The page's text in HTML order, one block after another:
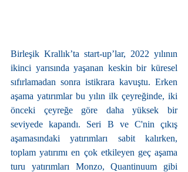
Birleşik Krallık’ta start-up’lar, 2022 yılının
ikinci yarısında yaşanan keskin bir küresel
sıfırlamadan sonra istikrara kavuştu. Erken
aşama yatırımlar bu yılın ilk çeyreğinde, iki
önceki çeyreğe göre daha yüksek bir
seviyede kapandı. Seri B ve C'nin çıkış
aşamasındaki yatırımları sabit kalırken,
toplam yatırımı en çok etkileyen geç aşama
turu yatırımları Monzo, Quantinuum gibi